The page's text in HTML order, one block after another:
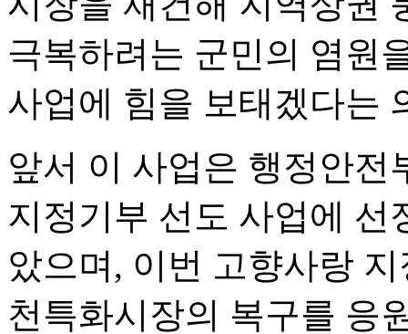
극복하려는 군민의 염원
사업에 힘을 보태겠다는
앞서 이 사업은 행정안전
지정기부 선도 사업에 선
았으며, 이번 고향사랑
천특화시장의 복구를 응